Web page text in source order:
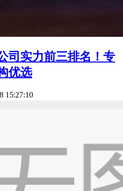
司实力前三排名！专
优选
15:27:10